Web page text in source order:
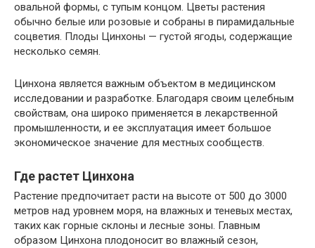
овальной формы, с тупым концом. Цветы растения
обычно белые или розовые и собраны в пирамидальные
соцветия. Плоды Цинхоны — густой ягоды, содержащие
несколько семян.
Цинхона является важным объектом в медицинском
исследовании и разработке. Благодаря своим целебным
свойствам, она широко применяется в лекарственной
промышленности, и ее эксплуатация имеет большое
экономическое значение для местных сообществ.
Где растет Цинхона
Растение предпочитает расти на высоте от 500 до 3000
метров над уровнем моря, на влажных и теневых местах,
таких как горные склоны и лесные зоны. Главным
образом Цинхона плодоносит во влажный сезон,